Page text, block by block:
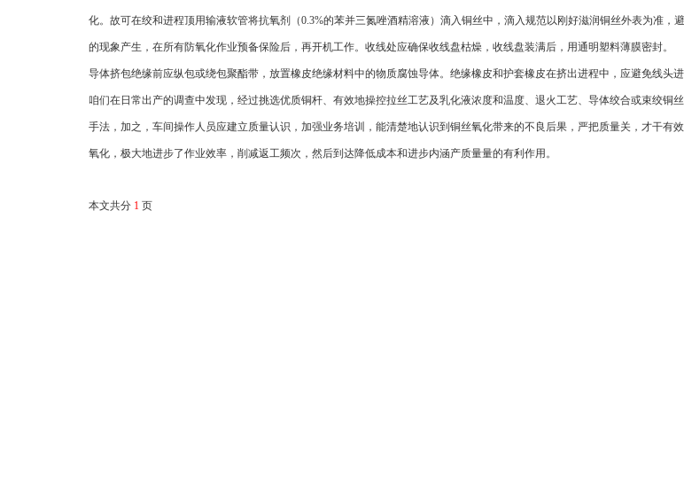
化。故可在绞和进程顶用输液软管将抗氧剂（0.3%的苯并三氮唑酒精溶液）滴入铜丝中，滴入规范以刚好滋润铜丝外表为准，
的现象产生，在所有防氧化作业预备保险后，再开机工作。收线处应确保收线盘枯燥，收线盘装满后，用通明塑料薄膜密封。
导体挤包绝缘前应纵包或绕包聚酯带，放置橡皮绝缘材料中的物质腐蚀导体。绝缘橡皮和护套橡皮在挤出进程中，应避免线头
咱们在日常出产的调查中发现，经过挑选优质铜杆、有效地操控拉丝工艺及乳化液浓度和温度、退火工艺、导体绞合或束绞铜
手法，加之，车间操作人员应建立质量认识，加强业务培训，能清楚地认识到铜丝氧化带来的不良后果，严把质量关，才干有
氧化，极大地进步了作业效率，削减返工频次，然后到达降低成本和进步内涵产质量量的有利作用。
本文共分 1 页